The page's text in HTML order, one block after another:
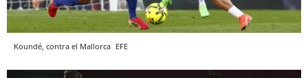
Koundé, contra el Mallorca EFE